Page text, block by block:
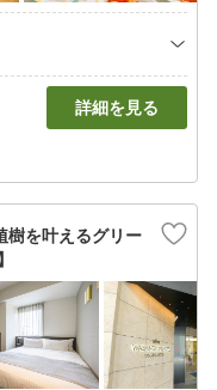
詳細を見る
を叶えるグリー